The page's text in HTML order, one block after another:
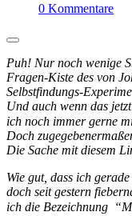
0 Kommentare
Puh! Nur noch wenige
Fragen-Kiste des von
Selbstfindungs-
Und auch wenn das
ich noch immer gerne
Doch
Die Sache mit diesem
Wie gut, dass ich
doch seit gestern
ich die Bezeichnung